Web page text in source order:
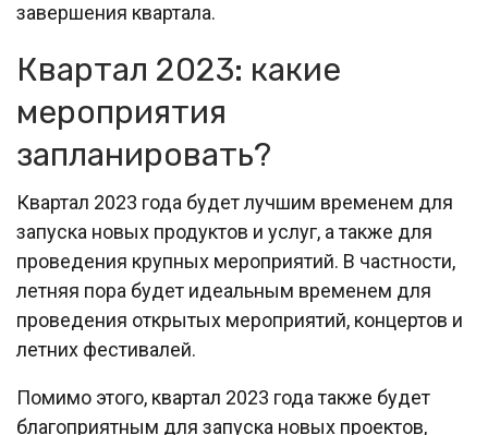
завершения квартала.
Квартал 2023: какие
мероприятия
запланировать?
Квартал 2023 года будет лучшим временем для
запуска новых продуктов и услуг, а также для
проведения крупных мероприятий. В частности,
летняя пора будет идеальным временем для
проведения открытых мероприятий, концертов и
летних фестивалей.
Помимо этого, квартал 2023 года также будет
благоприятным для запуска новых проектов,